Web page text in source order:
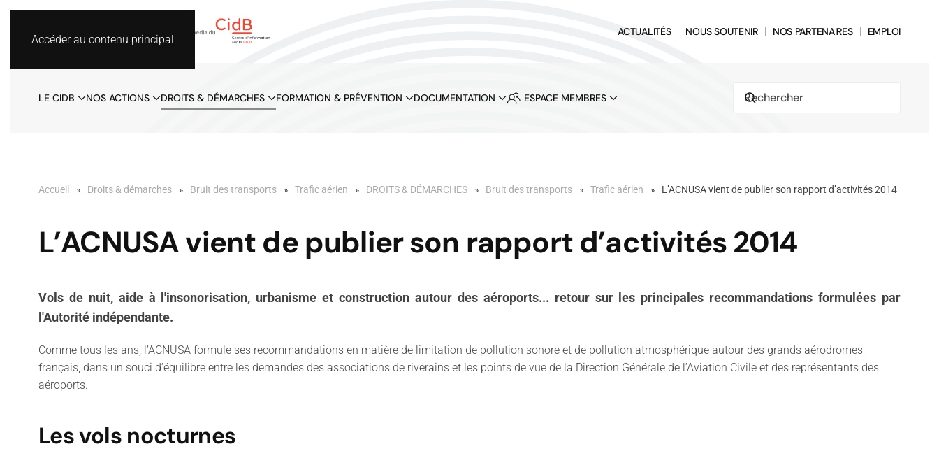
Accéder au contenu principal
ACTUALITÉS NOUS SOUTENIR NOS PARTENAIRES EMPLOI
LE CIDB NOS ACTIONS DROITS & DÉMARCHES FORMATION & PRÉVENTION DOCUMENTATION ESPACE MEMBRES
Accueil Droits & démarches Bruit des transports Trafic aérien DROITS & DÉMARCHES Bruit des transports Trafic aérien L’ACNUSA vient de publier son rapport d’activités 2014
L’ACNUSA vient de publier son rapport d’activités 2014
Vols de nuit, aide à l'insonorisation, urbanisme et construction autour des aéroports... retour sur les principales recommandations formulées par
l'Autorité indépendante.
Comme tous les ans, l’ACNUSA formule ses recommandations en matière de limitation de pollution sonore et de pollution atmosphérique autour des grands aérodromes
français, dans un souci d’équilibre entre les demandes des associations de riverains et les points de vue de la Direction Générale de l’Aviation Civile et des représentants des
aéroports.
Les vols nocturnes